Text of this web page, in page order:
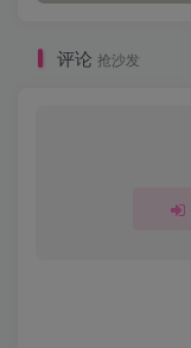
评论 抢沙发